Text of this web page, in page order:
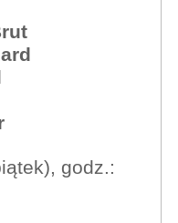
godz.: